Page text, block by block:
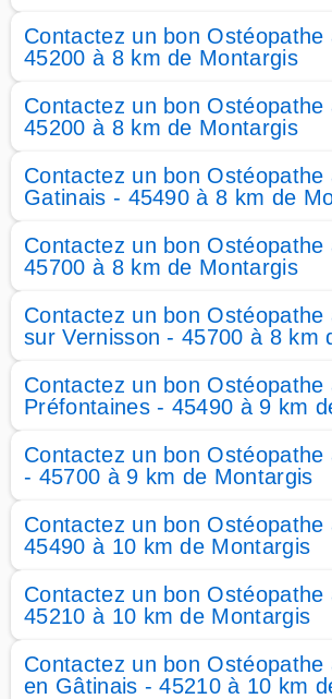
Contactez un bon Ostéopathe
45200 à 8 km de Montargis
Contactez un bon Ostéopathe
45200 à 8 km de Montargis
Contactez un bon Ostéopathe
Gatinais - 45490 à 8 km de
Contactez un bon Ostéopathe
45700 à 8 km de Montargis
Contactez un bon Ostéopathe
sur Vernisson - 45700 à 8 km
Contactez un bon Ostéopathe
Préfontaines - 45490 à 9 km
Contactez un bon Ostéopathe
- 45700 à 9 km de Montargis
Contactez un bon Ostéopathe
45490 à 10 km de Montargis
Contactez un bon Ostéopathe
45210 à 10 km de Montargis
Contactez un bon Ostéopathe
en Gâtinais - 45210 à 10 km